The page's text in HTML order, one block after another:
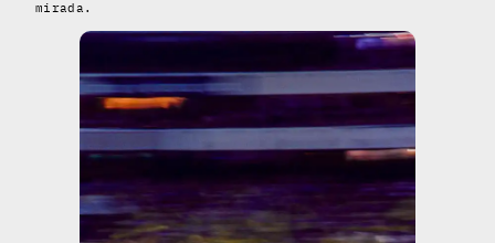
mirada.